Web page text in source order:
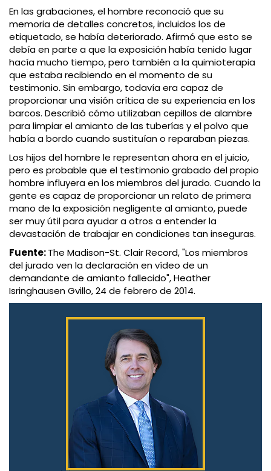
En las grabaciones, el hombre reconoció que su
memoria de detalles concretos, incluidos los de
etiquetado, se había deteriorado. Afirmó que esto se
debía en parte a que la exposición había tenido lugar
hacía mucho tiempo, pero también a la quimioterapia
que estaba recibiendo en el momento de su
testimonio. Sin embargo, todavía era capaz de
proporcionar una visión crítica de su experiencia en los
barcos. Describió cómo utilizaban cepillos de alambre
para limpiar el amianto de las tuberías y el polvo que
había a bordo cuando sustituían o reparaban piezas.
Los hijos del hombre le representan ahora en el juicio,
pero es probable que el testimonio grabado del propio
hombre influyera en los miembros del jurado. Cuando la
gente es capaz de proporcionar un relato de primera
mano de la exposición negligente al amianto, puede
ser muy útil para ayudar a otros a entender la
devastación de trabajar en condiciones tan inseguras.
Fuente:The Madison-St. Clair Record, "Los miembros
del jurado ven la declaración en vídeo de un
demandante de amianto fallecido", Heather
Isringhausen Gvillo, 24 de febrero de 2014.